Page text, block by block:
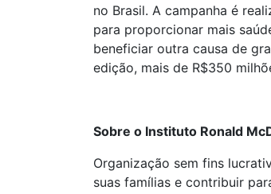
no Brasil. A campanha é
para proporcionar mais
beneficiar outra causa de
edição, mais de R$350
Sobre o Instituto Ronald
Organização sem fins
suas famílias e contribuir